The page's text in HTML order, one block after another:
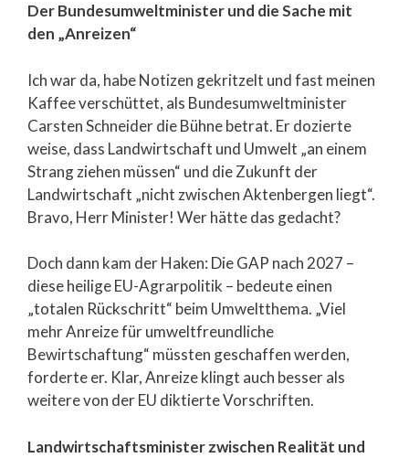
Der Bundesumweltminister und die Sache mit
den „Anreizen“
Ich war da, habe Notizen gekritzelt und fast meinen
Kaffee verschüttet, als Bundesumweltminister
Carsten Schneider die Bühne betrat. Er dozierte
weise, dass Landwirtschaft und Umwelt „an einem
Strang ziehen müssen“ und die Zukunft der
Landwirtschaft „nicht zwischen Aktenbergen liegt“.
Bravo, Herr Minister! Wer hätte das gedacht?
Doch dann kam der Haken: Die GAP nach 2027 –
diese heilige EU-Agrarpolitik – bedeute einen
„totalen Rückschritt“ beim Umweltthema. „Viel
mehr Anreize für umweltfreundliche
Bewirtschaftung“ müssten geschaffen werden,
forderte er. Klar, Anreize klingt auch besser als
weitere von der EU diktierte Vorschriften.
Landwirtschaftsminister zwischen Realität und